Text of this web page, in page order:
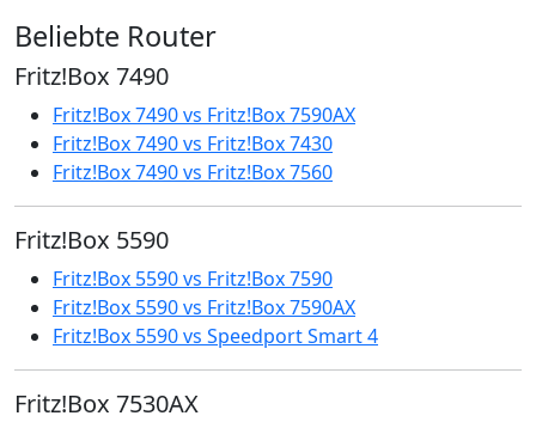
Beliebte Router
Fritz!Box 7490
Fritz!Box 7490 vs Fritz!Box 7590AX
Fritz!Box 7490 vs Fritz!Box 7430
Fritz!Box 7490 vs Fritz!Box 7560
Fritz!Box 5590
Fritz!Box 5590 vs Fritz!Box 7590
Fritz!Box 5590 vs Fritz!Box 7590AX
Fritz!Box 5590 vs Speedport Smart 4
Fritz!Box 7530AX